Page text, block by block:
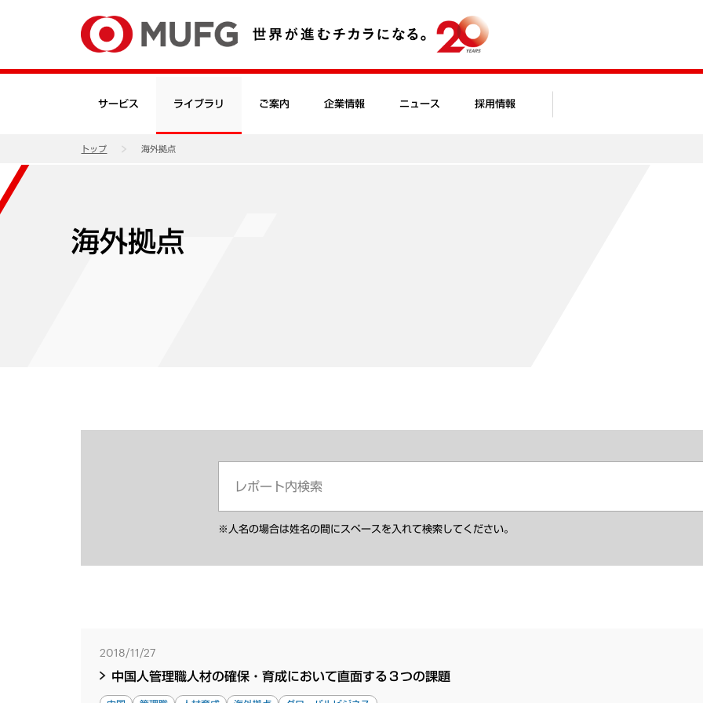
サービス ライブラリ ご案内 企業情報 ニュース 採用情報
トップ 海外拠点
海外拠点
※人名の場合は姓名の間にスペースを入れて検索してください。
2018/11/27
中国人管理職人材の確保・育成において直面する３つの課題